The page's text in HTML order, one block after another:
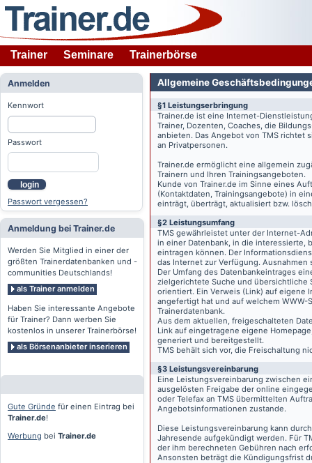
Trainer Seminare Trainerbörse
Anmelden
Kennwort
Passwort
login
Passwort vergessen?
Anmeldung bei Trainer.de
Werden Sie Mitglied in einer der
größten Trainerdatenbanken und -
communities Deutschlands!
als Trainer anmelden
Haben Sie interessante Angebote
für Trainer? Dann werben Sie
kostenlos in unserer Trainerbörse!
als Börsenanbieter inserieren
Gute Gründe für einen Eintrag bei
Trainer.de!
Werbung bei Trainer.de
Allgemeine
§1 Leistungserbringung
Trainer.de ist eine Internet-
Trainer, Dozenten, Coaches, die
anbieten. Das Angebot von TMS richtet
an Privatpersonen.
Trainer.de ermöglicht eine allgemein
Trainern und Ihren Trainingsangeboten.
Kunde von Trainer.de im Sinne eines
(Kontaktdaten, Trainingsangebote) in
einträgt, überträgt, aktualisiert bzw.
§2 Leistungsumfang
TMS gewährleistet unter der Internet-
in einer Datenbank, in die interessierte,
eintragen können. Der
das Internet zur Verfügung.
Der Umfang des Datenbankeintrages
zielgerichtete Suche und übersichtliche
orientiert. Ein Verweis (Link) auf eigene
angefertigt hat und auf welchem
Trainerdatenbank.
Aus dem aktuellen, freigeschalteten
Link auf eingetragene eigene
generiert und bereitgestellt.
TMS behält sich vor, die Freischaltung
§3 Leistungsvereinbarung
Eine Leistungsvereinbarung zwischen
ausgelösten Freigabe der online
oder Telefax an TMS übermittelten
Angebotsinformationen zustande.
Diese Leistungsvereinbarung kann
Jahresende aufgekündigt werden. Für
der ihm berechneten Gebühren nach
Ansonsten beträgt die Kündigungsfrist